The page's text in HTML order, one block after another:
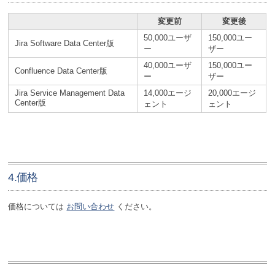
変更前 変更後
Jira Software Data Center版
50,000ユーザ
ー
150,000ユー
ザー
Confluence Data Center版
40,000ユーザ
ー
150,000ユー
ザー
Jira Service Management Data
Center版
14,000エージ
ェント
20,000エージ
ェント
4.価格
価格については お問い合わせ ください。